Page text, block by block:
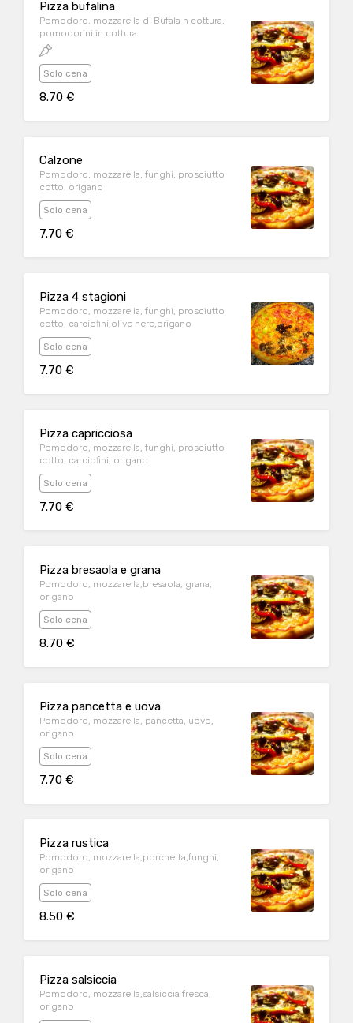
Pizza bufalina
Pomodoro, mozzarella di Bufala n cottura,
pomodorini in cottura
Solo cena
8.70 €
Calzone
Pomodoro, mozzarella, funghi, prosciutto
cotto, origano
Solo cena
7.70 €
Pizza 4 stagioni
Pomodoro, mozzarella, funghi, prosciutto
cotto, carciofini,olive nere,origano
Solo cena
7.70 €
Pizza capricciosa
Pomodoro, mozzarella, funghi, prosciutto
cotto, carciofini, origano
Solo cena
7.70 €
Pizza bresaola e grana
Pomodoro, mozzarella,bresaola, grana,
origano
Solo cena
8.70 €
Pizza pancetta e uova
Pomodoro, mozzarella, pancetta, uovo,
origano
Solo cena
7.70 €
Pizza rustica
Pomodoro, mozzarella,porchetta,funghi,
origano
Solo cena
8.50 €
Pizza salsiccia
Pomodoro, mozzarella,salsiccia fresca,
origano